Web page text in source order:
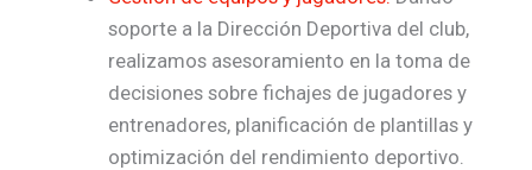
soporte a la Dirección Deportiva del club,
realizamos asesoramiento en la toma de
decisiones sobre fichajes de jugadores y
entrenadores, planificación de plantillas y
optimización del rendimiento deportivo.